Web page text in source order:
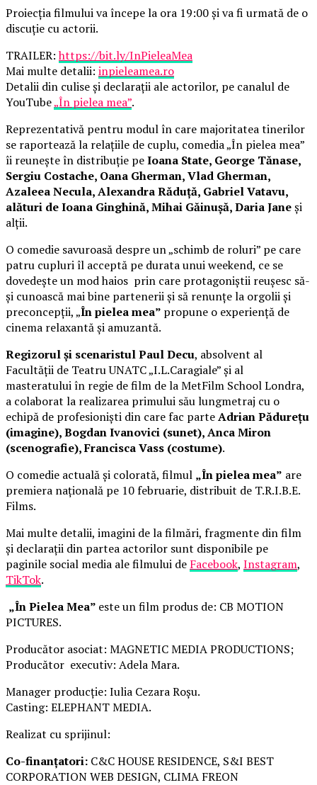
Proiecția filmului va începe la ora 19:00 și va fi urmată de o
discuție cu actorii.
TRAILER:https://bit.ly/InPieleaMea
Mai multe detalii: inpieleamea.ro
Detalii din culise și declarații ale actorilor, pe canalul de
YouTube„În pielea mea”.
Reprezentativă pentru modul în care majoritatea tinerilor
se raportează la relațiile de cuplu, comedia „În pielea mea”
îi reunește în distribuție peIoana State, George Tănase,
Sergiu Costache, Oana Gherman, Vlad Gherman,
Azaleea Necula, Alexandra Răduță, Gabriel Vatavu,
alături de Ioana Ginghină, Mihai Găinușă, Daria Janeși
alții.
O comedie savuroasă despre un „schimb de roluri” pe care
patru cupluri îl acceptă pe durata unui weekend, ce se
dovedește un mod haios prin care protagoniștii reușesc să-
și cunoască mai bine partenerii și să renunțe la orgolii și
preconcepții, „În pielea mea” propune o experiență de
cinema relaxantă și amuzantă.
Regizorul și scenaristul Paul Decu, absolvent al
Facultății de Teatru UNATC „I.L.Caragiale” și al
masteratului în regie de film de la MetFilm School Londra,
a colaborat la realizarea primului său lungmetraj cu o
echipă de profesioniști din care fac parteAdrian Pădurețu
(imagine), Bogdan Ivanovici (sunet), Anca Miron
(scenografie), Francisca Vass (costume).
O comedie actuală și colorată, filmul „În pielea mea” are
premiera națională pe 10 februarie, distribuit de T.R.I.B.E.
Films.
Mai multe detalii, imagini de la filmări, fragmente din film
și declarații din partea actorilor sunt disponibile pe
paginile social media ale filmului de Facebook, Instagram,
TikTok.
„În Pielea Mea” este un film produs de: CB MOTION
PICTURES.
Producător asociat: MAGNETIC MEDIA PRODUCTIONS;
Producător executiv: Adela Mara.
Manager producție: Iulia Cezara Roșu.
Casting: ELEPHANT MEDIA.
Realizat cu sprijinul:
Co-finanțatori: C&C HOUSE RESIDENCE, S&I BEST
CORPORATION WEB DESIGN, CLIMA FREON